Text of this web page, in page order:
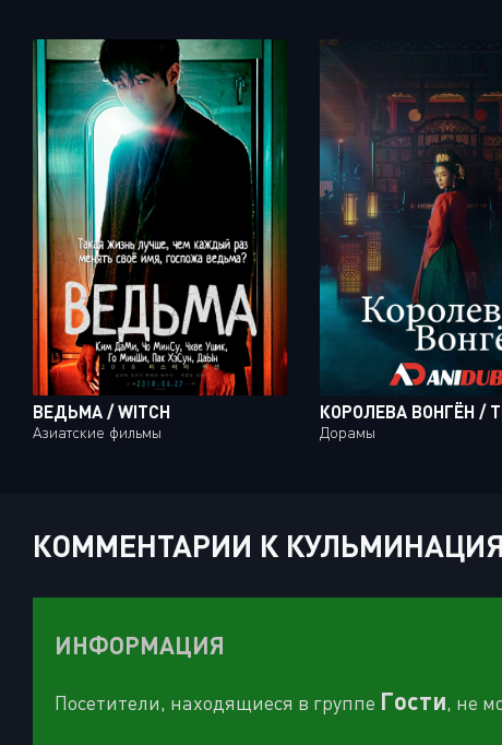
ВЕДЬМА / WITCH
Азиатские фильмы Дорамы
КОММЕНТАРИИ К КУЛЬМИНАЦИЯ
ИНФОРМАЦИЯ
Посетители, находящиеся в группе Гости, не